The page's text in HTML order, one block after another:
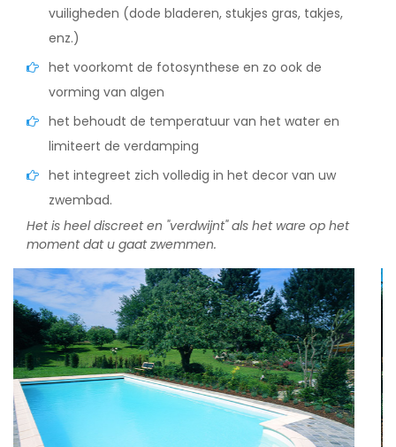
vuiligheden (dode bladeren, stukjes gras, takjes,
enz.)
het voorkomt de fotosynthese en zo ook de
vorming van algen
het behoudt de temperatuur van het water en
limiteert de verdamping
het integreet zich volledig in het decor van uw
zwembad.
Het is heel discreet en "verdwijnt" als het ware op het
moment dat u gaat zwemmen.